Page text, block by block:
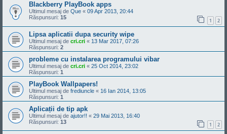
Blackberry PlayBook apps
Ultimul mesaj de Que « 09 Apr 2013, 20:44
Răspunsuri: 15 1 2
Lipsa aplicatii dupa security wipe
Ultimul mesaj de cri.cri « 13 Mar 2017, 07:26
Răspunsuri: 2
probleme cu instalarea programului vibar
Ultimul mesaj de cri.cri « 25 Oct 2014, 23:02
Răspunsuri: 1
PlayBook Wallpapers!
Ultimul mesaj de frediuncle « 16 Ian 2014, 13:05
Răspunsuri: 1
Aplicații de tip apk
Ultimul mesaj de ajutor!! « 29 Mai 2013, 16:40
Răspunsuri: 13 1 2